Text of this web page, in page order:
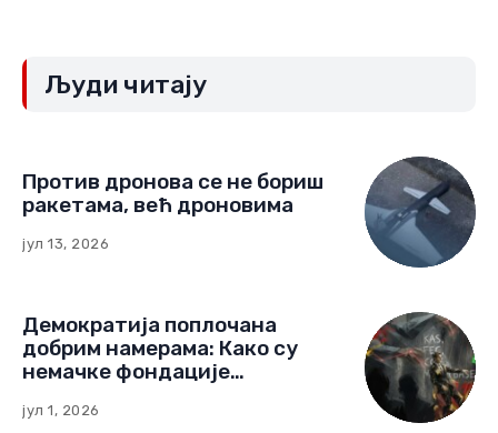
Људи читају
Против дронова се не бориш
ракетама, већ дроновима
јул 13, 2026
Демократија поплочана
добрим намерама: Како су
немачке фондације
Црној Гори
јул 1, 2026